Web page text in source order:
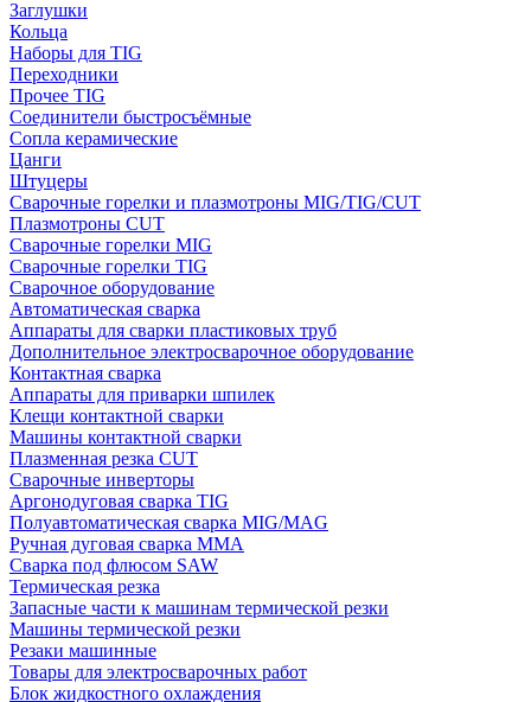
Заглушки
Кольца
Наборы для TIG
Переходники
Прочее TIG
Соединители быстросъёмные
Сопла керамические
Цанги
Штуцеры
Сварочные горелки и плазмотроны MIG/TIG/CUT
Плазмотроны CUT
Сварочные горелки MIG
Сварочные горелки TIG
Сварочное оборудование
Автоматическая сварка
Аппараты для сварки пластиковых труб
Дополнительное электросварочное оборудование
Контактная сварка
Аппараты для приварки шпилек
Клещи контактной сварки
Машины контактной сварки
Плазменная резка CUT
Сварочные инверторы
Аргонодуговая сварка TIG
Полуавтоматическая сварка MIG/MAG
Ручная дуговая сварка MMA
Сварка под флюсом SAW
Термическая резка
Запасные части к машинам термической резки
Машины термической резки
Резаки машинные
Товары для электросварочных работ
Блок жидкостного охлаждения